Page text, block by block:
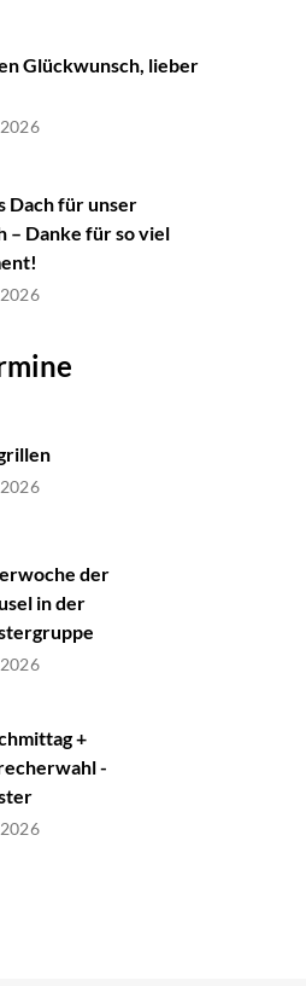
Glückwunsch, lieber
Dach für unser
– Danke für so viel
der
in der
+
-